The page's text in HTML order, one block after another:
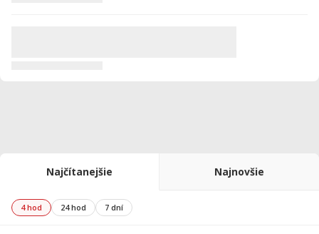
Najčítanejšie Najnovšie
4 hod 24 hod 7 dní